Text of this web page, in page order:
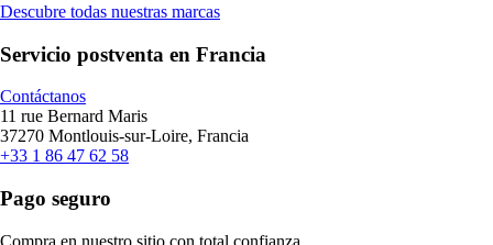
Descubre todas nuestras marcas
Servicio postventa en Francia
Contáctanos
11 rue Bernard Maris
37270 Montlouis-sur-Loire, Francia
+33 1 86 47 62 58
Pago seguro
Compra en nuestro sitio con total confianza